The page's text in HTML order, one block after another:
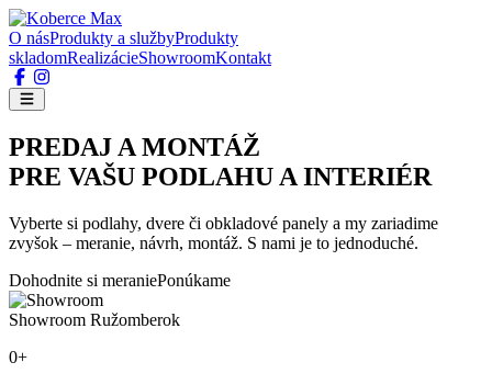
O násProdukty a službyProdukty
skladomRealizácieShowroomKontakt
PREDAJ A MONTÁŽ
PRE VAŠU PODLAHU A INTERIÉR
Vyberte si podlahy, dvere či obkladové panely a my zariadime
zvyšok – meranie, návrh, montáž. S nami je to jednoduché.
Dohodnite si meraniePonúkame
Showroom Ružomberok
0+